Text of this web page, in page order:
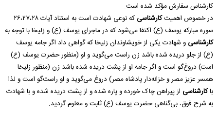
کارشناس سفارش مؤکد شده است.
در خصوص اهمیتکارشناسی
که نوعی شهادت است به استناد آیات ۲۶،۲۷،۲۸
سوره مبارکه یوسف (ع) اکتفا می‌شود که در ماجرای یوسف (ع) و زلیخا با توجه به
کارشناسی و شهادت یکی از خویشاوندان زلیخا که گواهی داد اگر جامه یوسف
(ع) از جلو دریده شده باشد زن راست می‌گوید و او (منظور حضرت یوسف (ع)
است) دروغ‌گو است و اگر جامه او از پشت دریده شده باشد زن (منظور زلیخا
همسر عزیز مصر و خزانه‌دار پادشاه مصر) دروغ می‌گوید و او راست‌گو است و لذا
باکارشناسی از پیراهن چاک خورده و پاره شده و از پشت دریده شده و با شهادت
به شرح فوق، بی‌گناهی حضرت یوسف (ع) ثابت و معلوم گردید.